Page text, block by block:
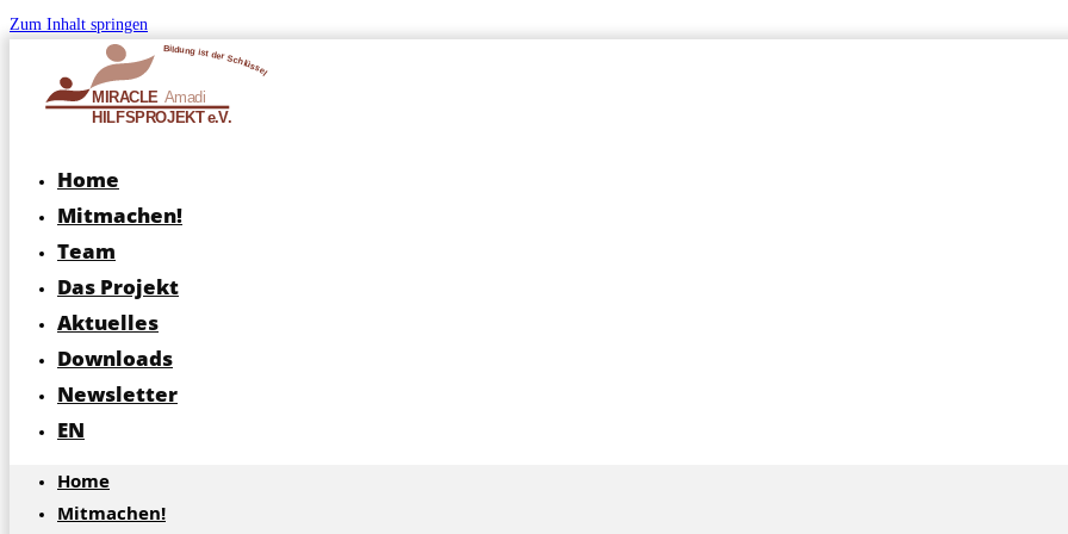
Zum Inhalt springen
Home
Mitmachen!
Team
Das Projekt
Aktuelles
Downloads
Newsletter
EN
Home
Mitmachen!